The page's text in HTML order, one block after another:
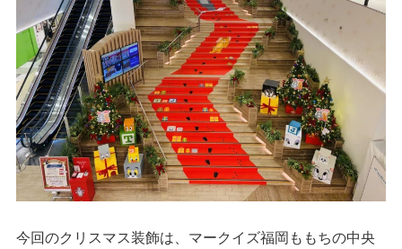
今回のクリスマス装飾は、マークイズ福岡ももちの中央